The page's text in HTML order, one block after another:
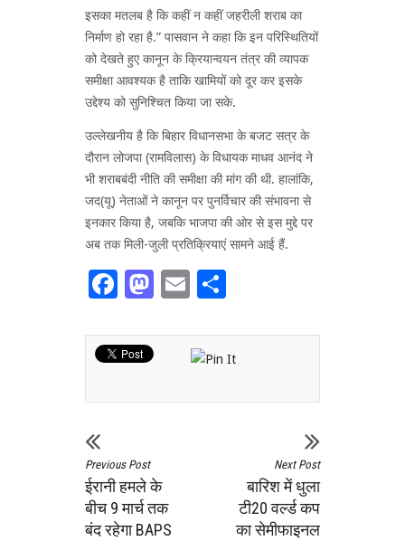
इसका मतलब है कि कहीं न कहीं जहरीली शराब का
निर्माण हो रहा है.” पासवान ने कहा कि इन परिस्थितियों
को देखते हुए कानून के क्रियान्वयन तंत्र की व्यापक
समीक्षा आवश्यक है ताकि खामियों को दूर कर इसके
उद्देश्य को सुनिश्चित किया जा सके.
उल्लेखनीय है कि बिहार विधानसभा के बजट सत्र के
दौरान लोजपा (रामविलास) के विधायक माधव आनंद ने
भी शराबबंदी नीति की समीक्षा की मांग की थी. हालांकि,
जद(यू) नेताओं ने कानून पर पुनर्विचार की संभावना से
इनकार किया है, जबकि भाजपा की ओर से इस मुद्दे पर
अब तक मिली-जुली प्रतिक्रियाएं सामने आई हैं.
Facebook
Mastodon
Email
Previous Post
ईरानी हमले के
बीच 9 मार्च तक
बंद रहेगा BAPS
Next Post
बारिश में धुला
टी20 वर्ल्ड कप
का सेमीफाइनल